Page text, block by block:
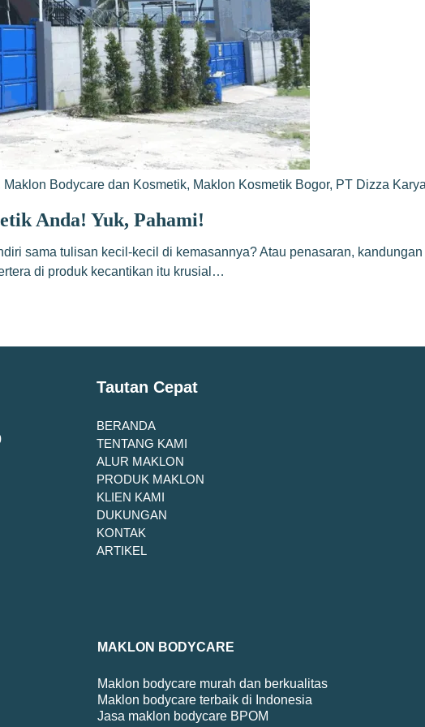
Maklon Bodycare dan Kosmetik, Maklon Kosmetik Bogor, PT Dizza
Anda! Yuk, Pahami!
sama tulisan kecil-kecil di kemasannya? Atau penasaran,
di produk kecantikan itu krusial…
Tautan Cepat
BERANDA
TENTANG KAMI
ALUR MAKLON
PRODUK MAKLON
KLIEN KAMI
DUKUNGAN
KONTAK
ARTIKEL
MAKLON BODYCARE
Maklon bodycare murah dan berkualitas
Maklon bodycare terbaik di Indonesia
Jasa maklon bodycare BPOM